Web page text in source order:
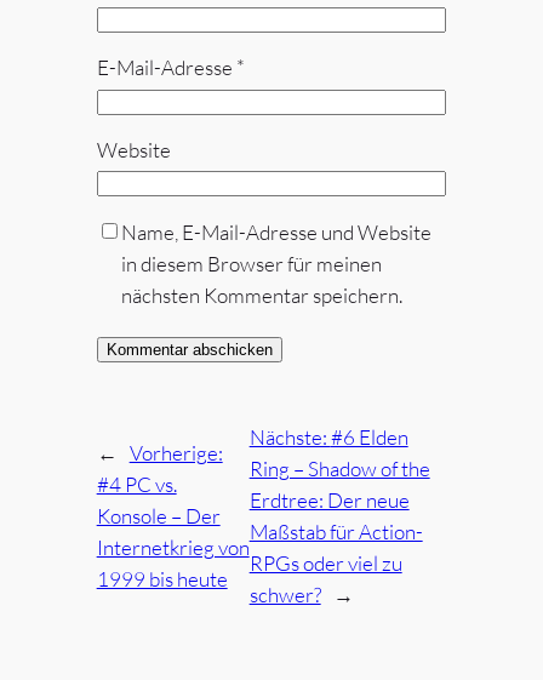
E-Mail-Adresse *
Website
Name, E-Mail-Adresse und Website
in diesem Browser für meinen
nächsten Kommentar speichern.
←
Vorherige:
#4 PC vs.
Konsole – Der
Internetkrieg von
1999 bis heute
Nächste:#6 Elden
Ring – Shadow of the
Erdtree: Der neue
Maßstab für Action-
RPGs oder viel zu
schwer?
→